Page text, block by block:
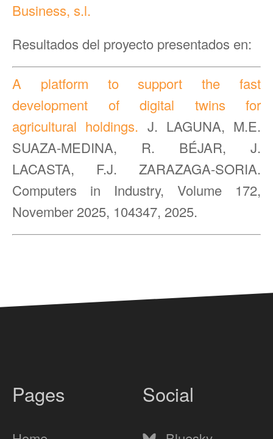
Business, s.l.
Resultados del proyecto presentados en:
A platform to support the fast
development of digital twins for
agricultural holdings. J. LAGUNA, M.E.
SUAZA-MEDINA, R. BÉJAR, J.
LACASTA, F.J. ZARAZAGA-SORIA.
Computers in Industry, Volume 172,
November 2025, 104347, 2025.
Pages Social